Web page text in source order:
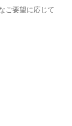
ご要望に応じて